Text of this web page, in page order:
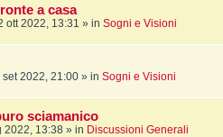
a casa
ott 2022, 13:31 » in Sogni e Visioni
set 2022, 21:00 » in Sogni e Visioni
sciamanico
2022, 13:38 » in Discussioni Generali